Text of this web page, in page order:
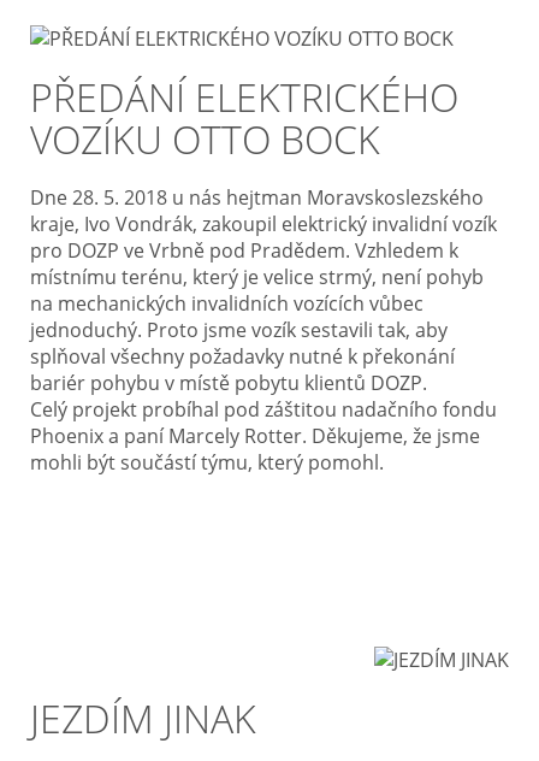
PŘEDÁNÍ ELEKTRICKÉHO
VOZÍKU OTTO BOCK
Dne 28. 5. 2018 u nás hejtman Moravskoslezského
kraje, Ivo Vondrák, zakoupil elektrický invalidní vozík
pro DOZP ve Vrbně pod Pradědem. Vzhledem k
místnímu terénu, který je velice strmý, není pohyb
na mechanických invalidních vozících vůbec
jednoduchý. Proto jsme vozík sestavili tak, aby
splňoval všechny požadavky nutné k překonání
bariér pohybu v místě pobytu klientů DOZP.
Celý projekt probíhal pod záštitou nadačního fondu
Phoenix a paní Marcely Rotter. Děkujeme, že jsme
mohli být součástí týmu, který pomohl.
JEZDÍM JINAK